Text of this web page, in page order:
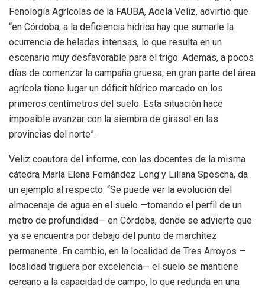
Fenología Agrícolas de la FAUBA, Adela Veliz, advirtió que
“en Córdoba, a la deficiencia hídrica hay que sumarle la
ocurrencia de heladas intensas, lo que resulta en un
escenario muy desfavorable para el trigo. Además, a pocos
días de comenzar la campaña gruesa, en gran parte del área
agrícola tiene lugar un déficit hídrico marcado en los
primeros centímetros del suelo. Esta situación hace
imposible avanzar con la siembra de girasol en las
provincias del norte”.
Veliz coautora del informe, con las docentes de la misma
cátedra María Elena Fernández Long y Liliana Spescha, da
un ejemplo al respecto. “Se puede ver la evolución del
almacenaje de agua en el suelo —tomando el perfil de un
metro de profundidad— en Córdoba, donde se advierte que
ya se encuentra por debajo del punto de marchitez
permanente. En cambio, en la localidad de Tres Arroyos —
localidad triguera por excelencia— el suelo se mantiene
cercano a la capacidad de campo, lo que redunda en una